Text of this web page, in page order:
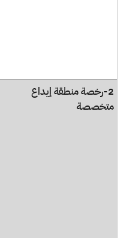
​​​​​​​​​​​​2- رخصة منطقة إيداع
متخصصة